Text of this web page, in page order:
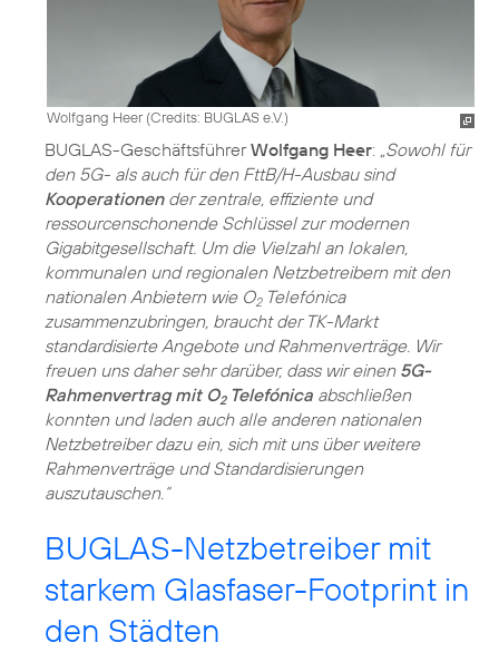
Wolfgang Heer (Credits: BUGLAS e.V.)
BUGLAS-GeschäftsführerWolfgang Heer: „Sowohl für
den 5G- als auch für den FttB/H-Ausbau sind
Kooperationender zentrale, effiziente und
ressourcenschonende Schlüssel zur modernen
Gigabitgesellschaft. Um die Vielzahl an lokalen,
kommunalen und regionalen Netzbetreibern mit den
nationalen Anbietern wie O2Telefónica
zusammenzubringen, braucht der TK-Markt
standardisierte Angebote und Rahmenverträge. Wir
freuen uns daher sehr darüber, dass wir einen 5G-
Rahmenvertrag mit O2Telefónica abschließen
konnten und laden auch alle anderen nationalen
Netzbetreiber dazu ein, sich mit uns über weitere
Rahmenverträge und Standardisierungen
auszutauschen.“
BUGLAS-Netzbetreiber mit
starkem Glasfaser-Footprint in
den Städten